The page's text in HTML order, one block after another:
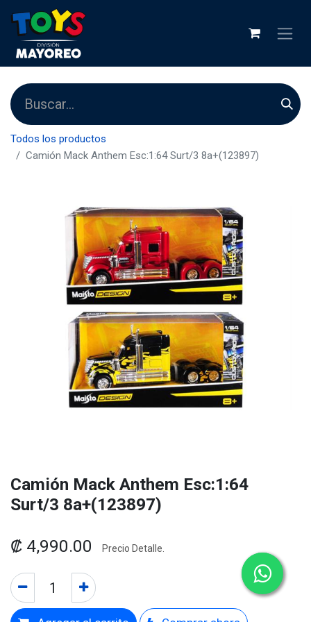
Todos los productos
Camión Mack Anthem Esc:1:64 Surt/3 8a+(123897)
Camión Mack Anthem Esc:1:64
Surt/3 8a+(123897)
₡ 4,990.00 Precio Detalle.